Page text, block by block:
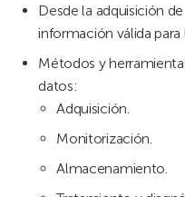
Desde la adquisición
información válida para
Métodos y
datos:
Adquisición.
Monitorización.
Almacenamiento.